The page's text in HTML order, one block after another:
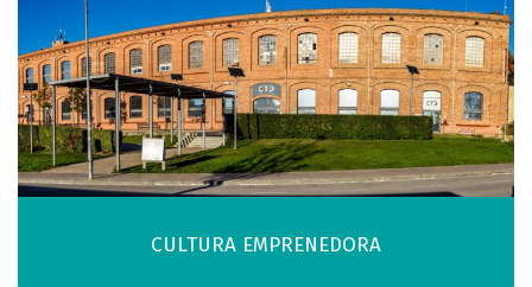
CULTURA EMPRENEDORA